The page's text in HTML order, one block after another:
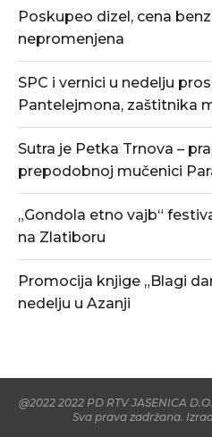
Poskupeo dizel, cena
nepromenjena
SPC i vernici u nedelju
Pantelejmona, zaštitnika
Sutra je Petka Trnova –
prepodobnoj mučenici
„Gondola etno vajb“
na Zlatiboru
Promocija knjige „Blagi
nedelju u Azanji
@2022 2022 PD RTV JASENICA
Sva prava zadržana.